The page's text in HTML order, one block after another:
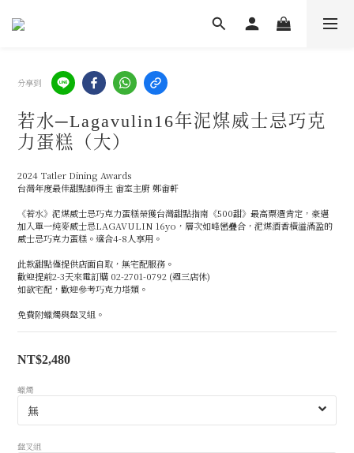
分享到
若水─Lagavulin16年泥煤威士忌巧克
力蛋糕（大）
2024 Tatler Dining Awards
台灣年度最佳甜點師得主 畬室主廚 鄭畬軒
《若水》泥煤威士忌巧克力蛋糕榮獲台灣甜點指南《500甜》最高票選肯定，豪邁
加入單一純麥威士忌LAGAVULIN 16yo，層次如峰巒疊合，泥煤酒香橫溢滿盈的
威士忌巧克力蛋糕。適合4-8人享用。
此款甜點僅提供店面自取，無宅配服務。
歡迎提前2-3天來電訂購 02-2701-0792 (週三店休)
如欲宅配，歡迎參考巧克力塔類。
免費附蠟燭與盤叉組。
NT$2,480
蠟燭
盤叉組